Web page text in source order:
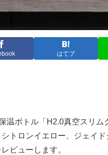
はてブ
温ボトル「H2.0真空スリ
トロンイエロー、ジェイ
ビューします。